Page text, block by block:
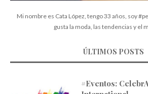
Mi nombre es Cata López, tengo 33 años, soy
gusta la moda, las tendencias y el
ÚLTIMOS POSTS
#Eventos: